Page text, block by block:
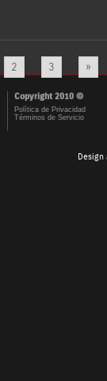
2 3 »
Copyright 2010 ©
Política de Privacidad
Términos de Servicio